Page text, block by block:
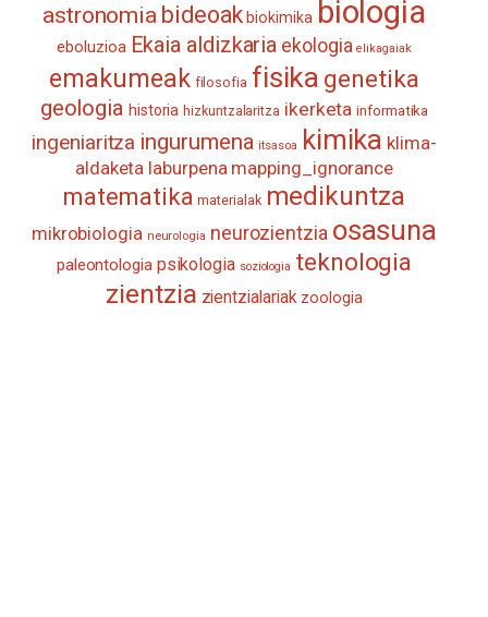
astronomia bideoak biokimika biologia
eboluzioa Ekaia aldizkaria ekologia elikagaiak
emakumeak filosofia fisika genetika
geologia historia hizkuntzalaritza ikerketa informatika
ingeniaritza ingurumena itsasoa kimika klima-
aldaketa laburpena mapping_ignorance
matematika materialak medikuntza
mikrobiologia neurologia neurozientzia osasuna
paleontologia psikologia soziologia teknologia
zientzia zientzialariak zoologia